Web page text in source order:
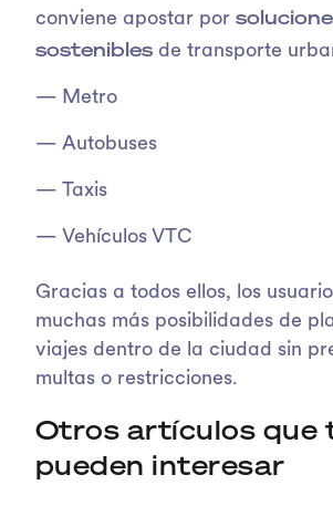
conviene apostar por
sostenibles de transporte
Metro
Autobuses
Taxis
Vehículos VTC
Gracias a todos ellos, los
muchas más posibilidades de
viajes dentro de la ciudad sin
multas o restricciones.
Otros artículos que
pueden interesar